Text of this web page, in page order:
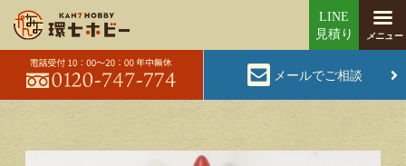
メールでご相談